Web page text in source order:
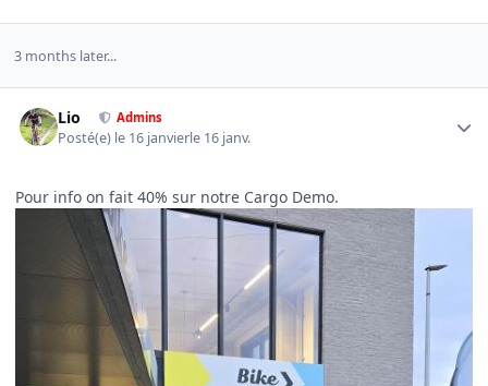
3 months later...
Lio Admins
Posté(e) le 16 janvierle 16 janv.
Pour info on fait 40% sur notre Cargo Demo.